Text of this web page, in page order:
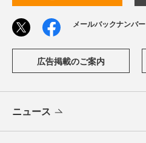
メールバックナンバー
広告掲載のご案内
ニュース